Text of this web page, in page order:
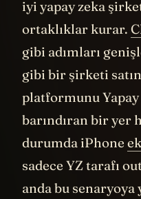
İkinci senaryo:
iyi yapay zeka
ortaklıklar kurar.
gibi adımları
gibi bir şirketi satın
platformunu Yapay
barındıran bir yer
durumda iPhone
sadece YZ tarafı